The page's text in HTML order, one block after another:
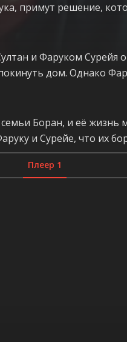
примут решение,
и Фаруком
дом. Однако
Боран, и её жизнь
и Сурейе, что их
Плеер 1